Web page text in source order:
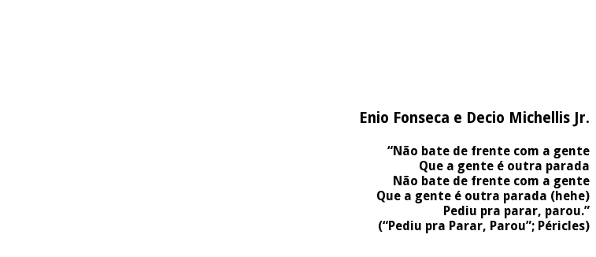
Enio Fonseca e Decio Michellis Jr.
“Não bate de frente com a gente
Que a gente é outra parada
Não bate de frente com a gente
Que a gente é outra parada (hehe)
Pediu pra parar, parou.”
(“Pediu pra Parar, Parou”; Péricles)